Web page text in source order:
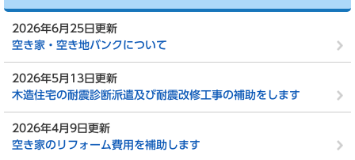
2026年6月25日更新
空き家・空き地バンクについて
2026年5月13日更新
木造住宅の耐震診断派遣及び耐震改修工事の補助をします
2026年4月9日更新
空き家のリフォーム費用を補助します